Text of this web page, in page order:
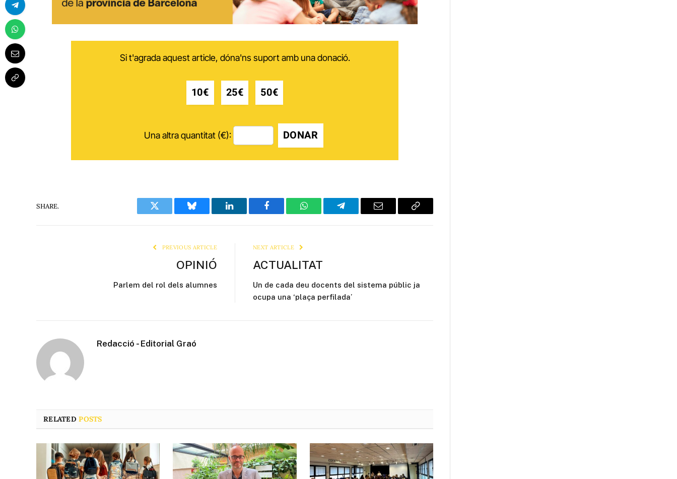
Si t'agrada aquest article, dóna'ns suport amb una donació.
10€ 25€ 50€
Una altra quantitat (€): DONAR
SHARE.
Twitter Bluesky LinkedIn Facebook WhatsAppTelegram Email
Copy
PREVIOUS ARTICLE
OPINIÓ
Parlem del rol dels alumnes
NEXT ARTICLE
ACTUALITAT
Un de cada deu docents del sistema públic ja
ocupa una ‘plaça perfilada’
Redacció - Editorial Graó
RELATEDPOSTS